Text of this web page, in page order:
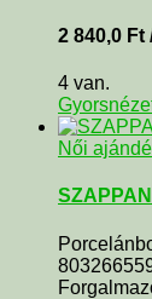
2 840,0 Ft
4 van.
Női